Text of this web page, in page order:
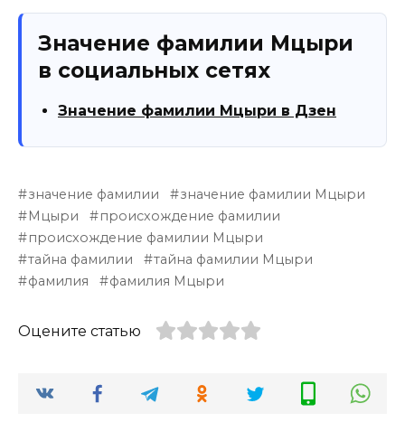
Значение фамилии Мцыри
в социальных сетях
Значение фамилии Мцыри в Дзен
значение фамилии
значение фамилии Мцыри
Мцыри
происхождение фамилии
происхождение фамилии Мцыри
тайна фамилии
тайна фамилии Мцыри
фамилия
фамилия Мцыри
Оцените статью